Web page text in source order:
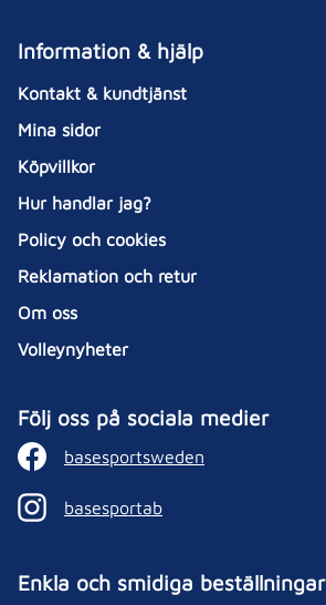
Information & hjälp
Kontakt & kundtjänst
Mina sidor
Köpvillkor
Hur handlar jag?
Policy och cookies
Reklamation och retur
Om oss
Volleynyheter
Följ oss på sociala medier
basesportsweden
basesportab
Enkla och smidiga beställningar